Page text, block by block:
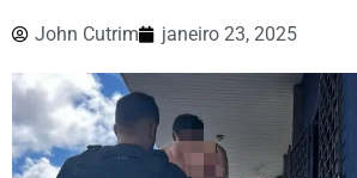
John Cutrim janeiro 23, 2025